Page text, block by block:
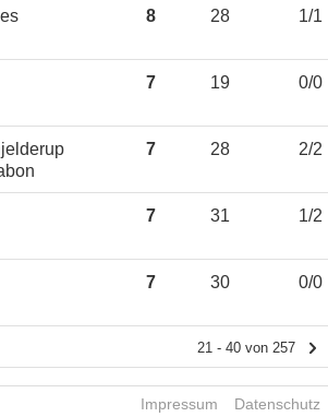
8 28 1/1
7 19 0/0
7 28 2/2
7 31 1/2
7 30 0/0
21 - 40 von 257
Impressum Datenschutz